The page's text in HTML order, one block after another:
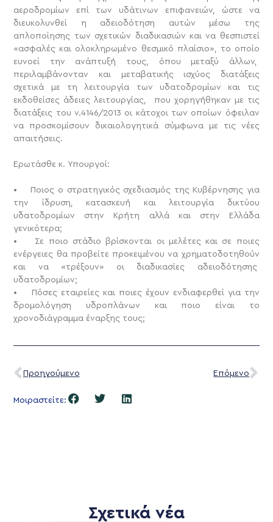
αεροδρομίων επί των υδάτινων επιφανειών, ώστε να
διευκολυνθεί η αδειοδότηση αυτών μέσω της
απλοποίησης των σχετικών διαδικασιών και να θεσπιστεί
«ασφαλές και ολοκληρωμένο θεσμικό πλαίσιο», το οποίο
ευνοεί την ανάπτυξή τους, όπου μεταξύ άλλων,
περιλαμβάνονταν και μεταβατικής ισχύος διατάξεις
σχετικά με τη λειτουργία των υδατοδρομίων και τις
εκδοθείσες άδειες λειτουργίας, που χορηγήθηκαν με τις
διατάξεις του ν.4146/2013 οι κάτοχοι των οποίων όφειλαν
να προσκομίσουν δικαιολογητικά σύμφωνα με τις νέες
απαιτήσεις.
Ερωτάσθε κ. Υπουργοί:
• Ποιος ο στρατηγικός σχεδιασμός της Κυβέρνησης για
την ίδρυση, κατασκευή και λειτουργία δικτύου
υδατοδρομίων στην Κρήτη αλλά και στην Ελλάδα
γενικότερα;
• Σε ποιο στάδιο βρίσκονται οι μελέτες και σε ποιες
ενέργειες θα προβείτε προκειμένου να χρηματοδοτηθούν
και να «τρέξουν» οι διαδικασίες αδειοδότησης
υδατοδρομίων;
• Πόσες εταιρείες και ποιες έχουν ενδιαφερθεί για την
δρομολόγηση υδροπλάνων και ποιο είναι το
χρονοδιάγραμμα έναρξης τους;
Προηγούμενο Επόμενο
Μοιραστείτε:
Σχετικά νέα